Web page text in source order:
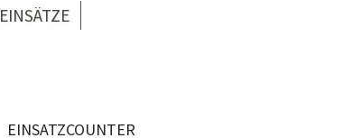
EINSÄTZE
EINSATZCOUNTER